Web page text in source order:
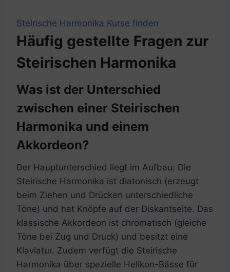
Steirische Harmonika Kurse finden
Häufig gestellte Fragen zur
Steirischen Harmonika
Was ist der Unterschied
zwischen einer Steirischen
Harmonika und einem
Akkordeon?
Der Hauptunterschied liegt im Aufbau: Die
Steirische Harmonika ist diatonisch (erzeugt
beim Ziehen und Drücken unterschiedliche
Töne) und hat Knöpfe auf der Diskantseite. Das
klassische Akkordeon ist chromatisch (gleiche
Töne bei Zug und Druck) und besitzt eine
Klaviatur. Zudem verfügt die Steirische
Harmonika über spezielle Helikon-Bässe für